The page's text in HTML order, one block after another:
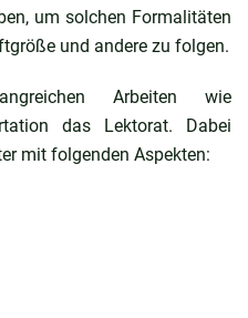
um solchen Formalitäten
und andere zu folgen.
Arbeiten wie
das Lektorat. Dabei
mit folgenden Aspekten: